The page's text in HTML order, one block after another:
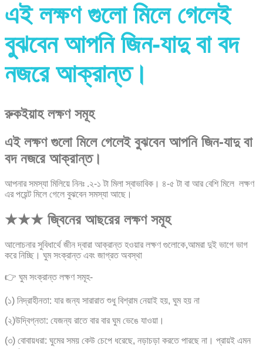
এই লক্ষণ গুলো মিলে গেলেই
বুঝবেন আপনি জিন-যাদু বা বদ
নজরে আক্রান্ত।
রুকইয়াহ লক্ষণ সমূহ
এই লক্ষণ গুলো মিলে গেলেই বুঝবেন আপনি জিন-যাদু বা
বদ নজরে আক্রান্ত।
আপনার সমস্যা মিলিয়ে নিনঃ .২-১ টা মিলা স্বাভাবিক। ৪-৫ টা বা আর বেশি মিলে লক্ষণ
এর পয়েন্ট মিলে গেলে বুঝবেন সমস্যা আছে।
★★★ জ্বিনের আছরের লক্ষণ সমূহ
আলোচনার সুবিধার্থে জীন দ্বারা আক্রান্ত হওয়ার লক্ষণ গুলোকে,আমরা দুই ভাগে ভাগ
করে নিচ্ছি। ঘুম সংক্রান্ত এবং জাগ্রত অবস্থা
👉 ঘুম সংক্রান্ত লক্ষণ সমূহ-
(১) নিদ্রাহীনতা: যার জন্য সারারাত শুধু বিশ্রাম নেয়াই হয়, ঘুম হয় না
(২)উদ্বিগ্নতা: যেজন্য রাতে বার বার ঘুম ভেঙে যাওয়া।
(৩) বোবায়ধরা: ঘুমের সময় কেউ চেপে ধরেছে, নড়াচড়া করতে পারছে না। প্রায়ই এমন